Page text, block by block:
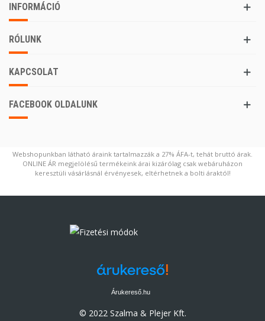
INFORMÁCIÓ
RÓLUNK
KAPCSOLAT
FACEBOOK OLDALUNK
Webshopunkban látható áraink tartalmazzák a 27% ÁFA-t, tehát bruttó árak.
ONLINE ÁR megjelölésű termékeink árai kizárólag csak webáruházon
keresztüli vásárlásnál érvényesek, eltérhetnek a bolti áraktól!
Árukereső.hu
© 2022 Szalma & Plejer Kft.